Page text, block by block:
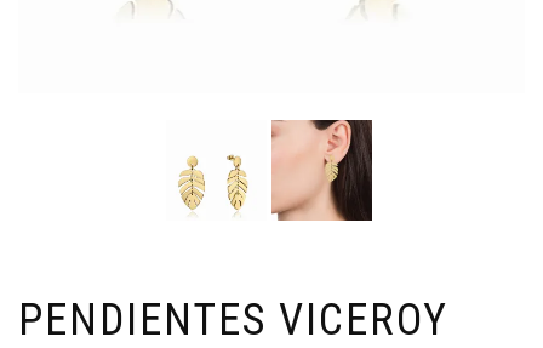
PENDIENTES VICEROY